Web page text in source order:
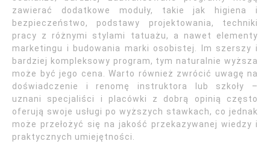
zawierać dodatkowe moduły, takie jak higiena i
bezpieczeństwo, podstawy projektowania, techniki
pracy z różnymi stylami tatuażu, a nawet elementy
marketingu i budowania marki osobistej. Im szerszy i
bardziej kompleksowy program, tym naturalnie wyższa
może być jego cena. Warto również zwrócić uwagę na
doświadczenie i renomę instruktora lub szkoły –
uznani specjaliści i placówki z dobrą opinią często
oferują swoje usługi po wyższych stawkach, co jednak
może przełożyć się na jakość przekazywanej wiedzy i
praktycznych umiejętności.